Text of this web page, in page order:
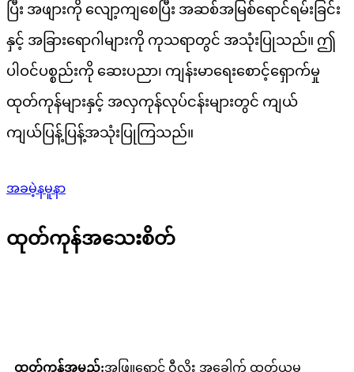
ပြီး အဖျားကို လျော့ကျစေပြီး အဆစ်အမြစ်ရောင်ရမ်းခြင်း
နှင့် အခြားရောဂါများကို ကုသရာတွင် အသုံးပြုသည်။ ဤ
ပါဝင်ပစ္စည်းကို ဆေးပညာ၊ ကျန်းမာရေးစောင့်ရှောက်မှု
ထုတ်ကုန်များနှင့် အလှကုန်လုပ်ငန်းများတွင် ကျယ်
ကျယ်ပြန့်ပြန့်အသုံးပြုကြသည်။
အခမဲ့နမူနာ
ထုတ်ကုန်အသေးစိတ်
ထုတ်ကုန်အမည်:အဖြူရောင် ဝီလိုး အခေါက် ထုတ်ယူမှု